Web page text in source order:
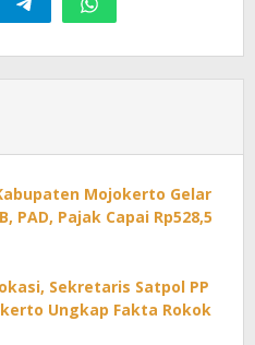
Mojokerto Gelar
PAD, Pajak Capai Rp528,5
Sekretaris Satpol PP
Ungkap Fakta Rokok